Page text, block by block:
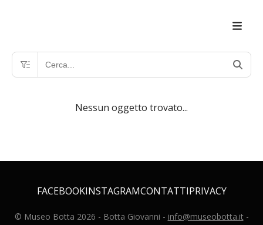
Nessun oggetto trovato...
FACEBOOKINSTAGRAMCONTATTIPRIVACY
© Museo Botta 2026 - Botta Giovanni - info@museobotta.it-